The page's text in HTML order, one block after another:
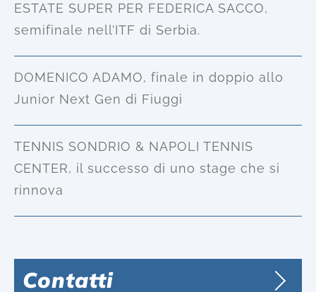
ESTATE SUPER PER FEDERICA SACCO,
semifinale nell’ITF di Serbia.
DOMENICO ADAMO, finale in doppio allo
Junior Next Gen di Fiuggi
TENNIS SONDRIO & NAPOLI TENNIS
CENTER, il successo di uno stage che si
rinnova
Contatti